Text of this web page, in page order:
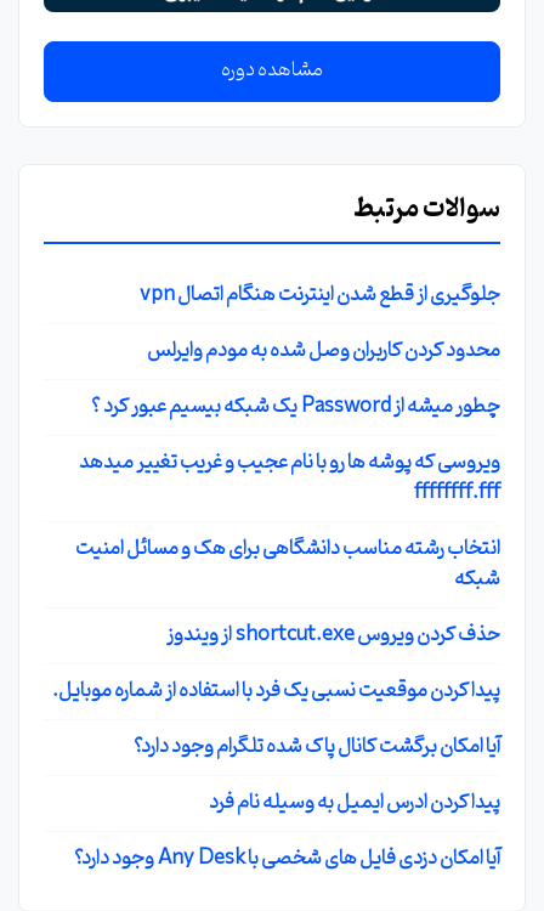
مشاهده دوره
سوالات مرتبط
جلوگیری از قطع شدن اینترنت هنگام اتصال vpn
محدود کردن کاربران وصل شده به مودم وایرلس
چطور میشه از Password یک شبکه بیسیم عبور کرد ؟
ویروسی که پوشه ها رو با نام عجیب و غریب تغییر میدهد
ffffffff.fff
انتخاب رشته مناسب دانشگاهی برای هک و مسائل امنیت
شبکه
حذف کردن ویروس shortcut.exe از ویندوز
پیدا کردن موقعیت نسبی یک فرد با استفاده از شماره موبایل.
آیا امکان برگشت کانال پاک شده تلگرام وجود دارد؟
پیدا کردن ادرس ایمیل به وسیله نام فرد
آیا امکان دزدی فایل های شخصی با Any Desk وجود دارد؟